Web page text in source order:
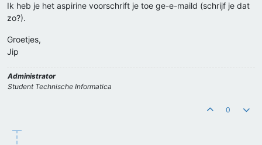
Ik heb je het aspirine voorschrift je toe ge-e-maild (schrijf je dat
zo?).
Groetjes,
Jip
Administrator
Student Technische Informatica
0